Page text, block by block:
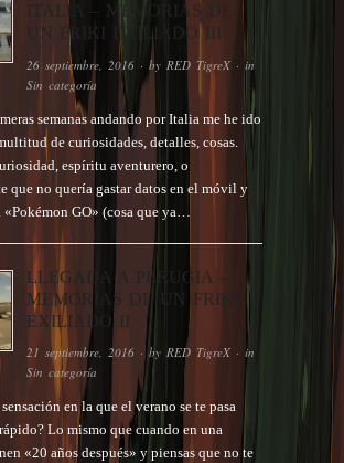
ITALIA – MEMORIAS DE
UN FRIKI EXILIADO III
26 septiembre, 2016 · byRED TigreX · in
Sin categoría
semanas andando por Italia me he ido
de curiosidades, detalles, cosas.
espíritu aventurero, o
que no quería gastar datos en el móvil y
GO» (cosa que ya…
LLEGADA A PERUGIA –
MEMORIAS DE UN FRIKI
EXILIADO II
21 septiembre, 2016 · byRED TigreX · in
Sin categoría
sensación en la que el verano se te pasa
Lo mismo que cuando en una
«20 años después» y piensas que no te